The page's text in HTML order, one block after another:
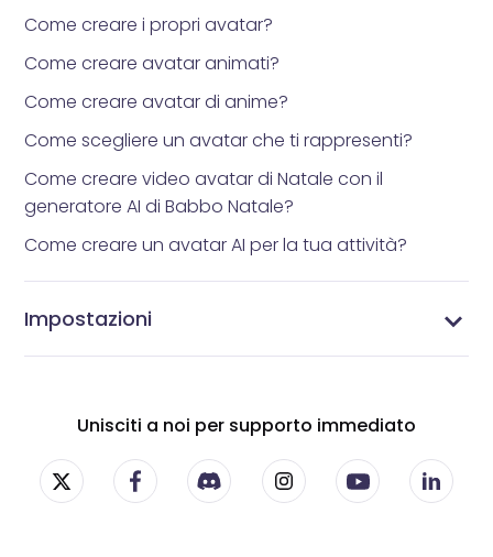
Come creare i propri avatar?
Come creare avatar animati?
Come creare avatar di anime?
Come scegliere un avatar che ti rappresenti?
Come creare video avatar di Natale con il
generatore AI di Babbo Natale?
Come creare un avatar AI per la tua attività?
Impostazioni
Unisciti a noi per supporto immediato